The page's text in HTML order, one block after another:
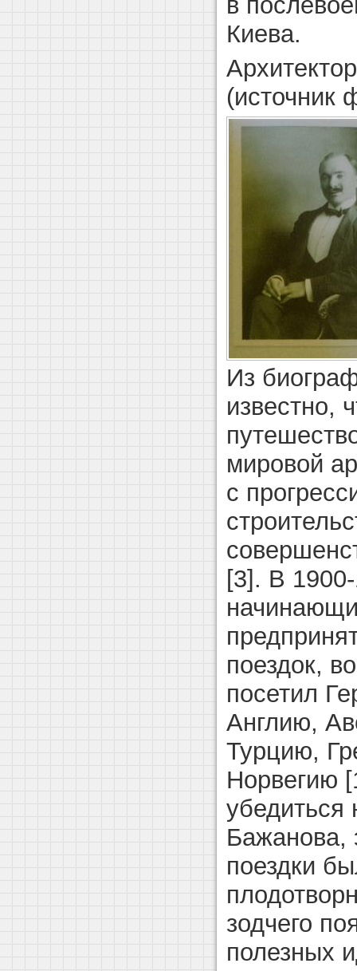
Киева.
(источник
Из
известно,
мировой
с
[3]. В
поездок,
посетил
Англию,
Турцию,
Норвегию
Бажанова,
поездки
зодчего
полезных